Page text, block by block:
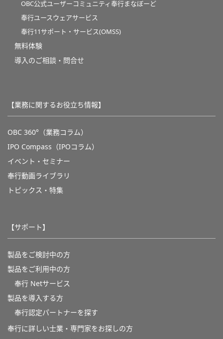
OBC公式ユーザーコミュニティ奉行まなぼーど
奉行ユースウェアサービス
奉行11サポート・サービス(OMSS)
無料体験
導入のご相談・問合せ
【業務に関するお役立ち情報】
OBC 360°（業務コラム）
IPO Compass（IPOコラム）
イベント・セミナー
奉行動画ライブラリ
トピックス・特集
【サポート】
製品をご検討中の方
製品をご利用中の方
奉行 Netサービス
製品を導入する方
奉行認定パートナーを探す
奉行に詳しい士業・専門家をお探しの方